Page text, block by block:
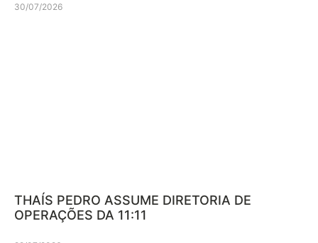
30/07/2026
THAÍS PEDRO ASSUME DIRETORIA DE
OPERAÇÕES DA 11:11